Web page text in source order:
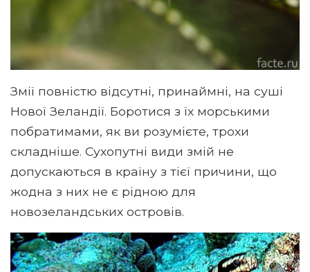
Змії повністю відсутні, принаймні, на суші
Нової Зеландії. Боротися з їх морськими
побратимами, як ви розумієте, трохи
складніше. Сухопутні види змій не
допускаються в країну з тієї причини, що
жодна з них не є рідною для
новозеландських островів.